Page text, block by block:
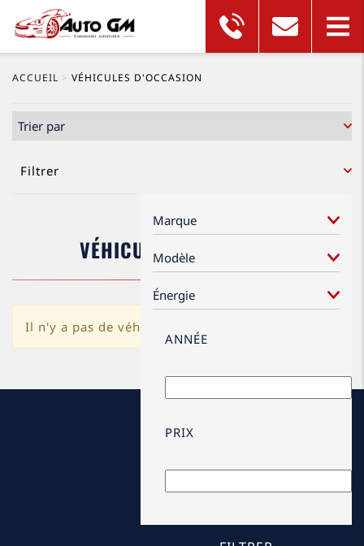
ACCUEIL > VÉHICULES D'OCCASION
Filtrer
ANNÉE
PRIX
VÉHICULES D'OCCASION
Il n'y a pas de véhicule dans cette rubrique.